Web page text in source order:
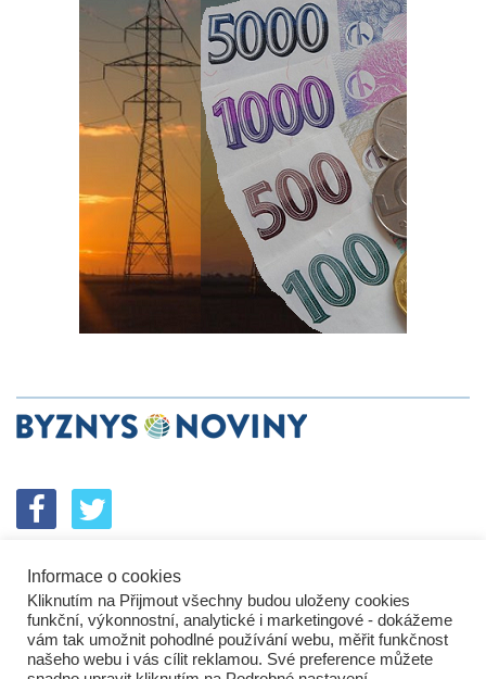
SPOLUPRÁCE PODPORA
ENERGETICKÝ SROVNÁVAČ
KORPORÁTNÍ BROUCI
PROBLÉMY FIREM
KOMUNIKAČNÍ PŘEŠLAPY
NEJHORŠÍ FIRMY
NEJLEPŠÍ FIRMY
IN&S PROJEKTY
Informace o cookies
Kliknutím na Přijmout všechny budou uloženy cookies
funkční, výkonnostní, analytické i marketingové - dokážeme
vám tak umožnit pohodlné používání webu, měřit funkčnost
našeho webu i vás cílit reklamou. Své preference můžete